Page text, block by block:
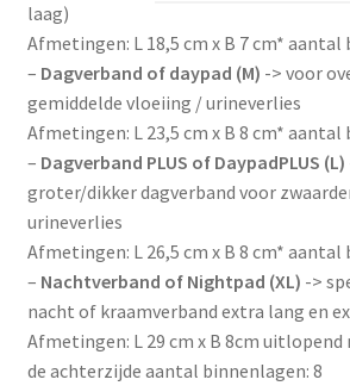
laag)
Afmetingen: L 18,5 cm x B 7 cm* aantal
– Dagverband of daypad (M) -> voor
gemiddelde vloeiing / urineverlies
Afmetingen: L 23,5 cm x B 8 cm* aantal
– Dagverband PLUS of DaypadPLUS (L)
groter/dikker dagverband voor
urineverlies
Afmetingen: L 26,5 cm x B 8 cm* aantal
– Nachtverband of Nightpad (XL) ->
nacht of kraamverband extra lang en
Afmetingen: L 29 cm x B 8cm uitlopend
de achterzijde aantal binnenlagen: 8